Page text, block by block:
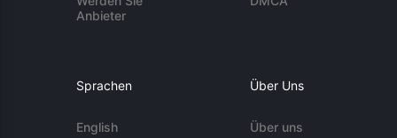
Anbieter
Sprachen
English
Über Uns
Über uns